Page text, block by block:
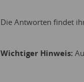
Die Antworten findet
Wichtiger Hinweis: